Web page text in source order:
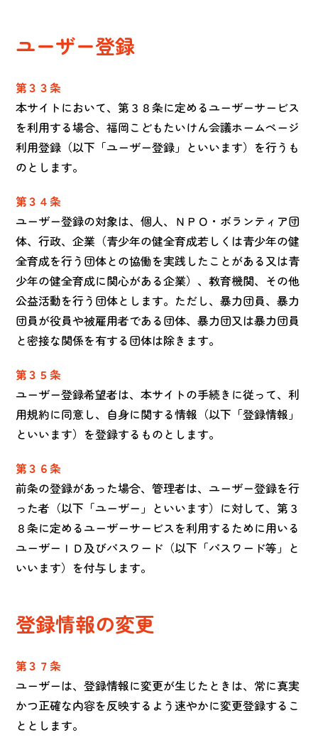
ユーザー登録
第３３条
本サイトにおいて、第３８条に定めるユーザーサービス
を利用する場合、福岡こどもたいけん会議ホームページ
利用登録（以下「ユーザー登録」といいます）を行うも
のとします。
第３４条
ユーザー登録の対象は、個人、ＮＰＯ・ボランティア団
体、行政、企業（青少年の健全育成若しくは青少年の健
全育成を行う団体との協働を実践したことがある又は青
少年の健全育成に関心がある企業）、教育機関、その他
公益活動を行う団体とします。ただし、暴力団員、暴力
団員が役員や被雇用者である団体、暴力団又は暴力団員
と密接な関係を有する団体は除きます。
第３５条
ユーザー登録希望者は、本サイトの手続きに従って、利
用規約に同意し、自身に関する情報（以下「登録情報」
といいます）を登録するものとします。
第３６条
前条の登録があった場合、管理者は、ユーザー登録を行
った者（以下「ユーザー」といいます）に対して、第３
８条に定めるユーザーサービスを利用するために用いる
ユーザーＩＤ及びパスワード（以下「パスワード等」と
いいます）を付与します。
登録情報の変更
第３７条
ユーザーは、登録情報に変更が生じたときは、常に真実
かつ正確な内容を反映するよう速やかに変更登録するこ
ととします。